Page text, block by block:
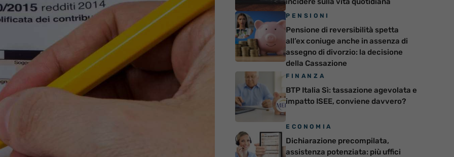
PENSIONI
Pensione di reversibilità spetta
all’ex coniuge anche in assenza di
assegno di divorzio: la decisione
della Cassazione
FINANZA
BTP Italia Sì: tassazione agevolata e
impatto ISEE, conviene davvero?
ECONOMIA
Dichiarazione precompilata,
assistenza potenziata: più uffici